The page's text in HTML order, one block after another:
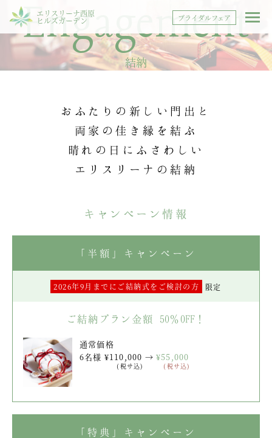
エリスリーナ西原
ヒルズガーデン ブライダルフェア
Engagement
結納
おふたりの新しい門出と
両家の佳き縁を結ぶ
晴れの日にふさわしい
エリスリーナの結納
キャンペーン情報
「半額」キャンペーン
2026年9月までにご結納式をご検討の方 限定
ご結納プラン金額 50％OFF！
通常価格
6名様 ¥110,000
(税サ込)
→ ¥55,000
(税サ込)
「特典」キャンペーン